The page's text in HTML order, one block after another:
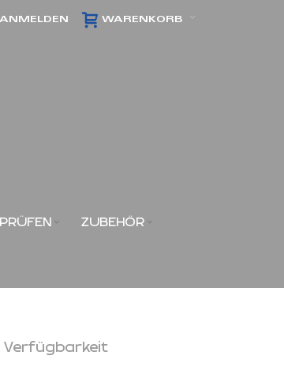
WARENKORB
ANMELDEN
ZUBEHÖR
Verfügbarkeit